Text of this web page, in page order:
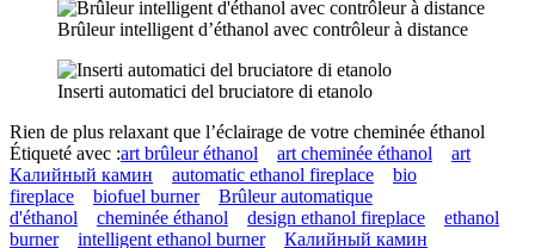
Brûleur intelligent d’éthanol avec contrôleur à distance
Inserti automatici del bruciatore di etanolo
Rien de plus relaxant que l’éclairage de votre cheminée éthanol
Étiqueté avec :art brûleur éthanol art cheminée éthanol
art
Калийный камин
automatic ethanol fireplace
bio
fireplace
biofuel burner
Brûleur automatique
d'éthanol
cheminée éthanol design ethanol fireplace
ethanol
burner
intelligent ethanol burner
Калийный камин